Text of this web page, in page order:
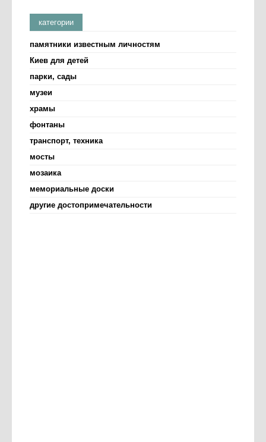
категории
памятники известным личностям
Киев для детей
парки, сады
музеи
храмы
фонтаны
транспорт, техника
мосты
мозаика
мемориальные доски
другие достопримечательности